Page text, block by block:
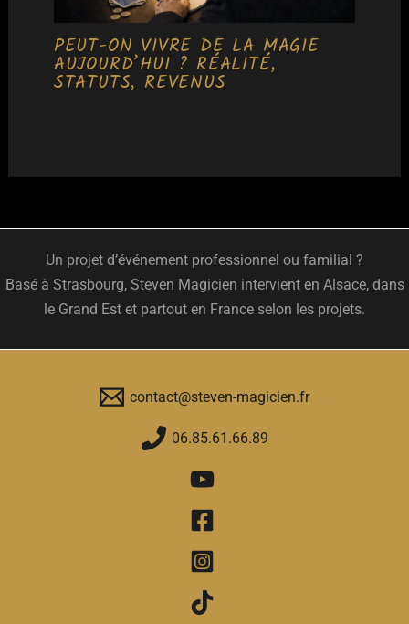
PEUT-ON VIVRE DE LA MAGIE
AUJOURD’HUI ? RÉALITÉ,
STATUTS, REVENUS
Un projet d’événement professionnel ou familial ?
Basé à Strasbourg, Steven Magicien intervient en Alsace, dans
le Grand Est et partout en France selon les projets.
contact@steven-magicien.fr
06.85.61.66.89